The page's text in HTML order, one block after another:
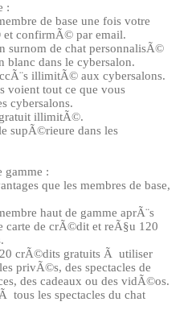
:
de base une fois votre
confirmÃ© par email.
surnom de chat personnalisÃ©
blanc dans le cybersalon.
illimitÃ© aux cybersalons.
voient tout ce que vous
cybersalons.
illimitÃ©.
supÃ©rieure dans les
gamme :
que les membres de base,
haut de gamme aprÃ¨s
carte de crÃ©dit et reÃ§u 120
crÃ©dits gratuits Ã utiliser
privÃ©s, des spectacles de
des cadeaux ou des vidÃ©os.
tous les spectacles du chat